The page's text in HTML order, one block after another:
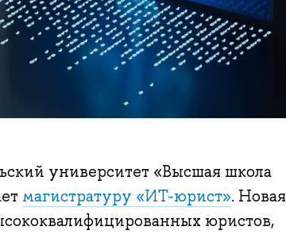
университет «Высшая школа
магистратуру «ИТ-юрист». Новая
юристов,